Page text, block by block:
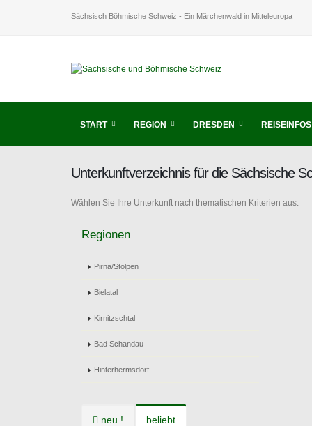
Sächsisch Böhmische Schweiz - Ein Märchenwald in Mitteleuropa
START REGION DRESDEN REISEINFOS
Unterkunftverzeichnis für die Sächsische
Wählen Sie Ihre Unterkunft nach thematischen Kriterien aus.
Regionen
Pirna/Stolpen
Bielatal
Kirnitzschtal
Bad Schandau
Hinterhermsdorf
neu ! beliebt